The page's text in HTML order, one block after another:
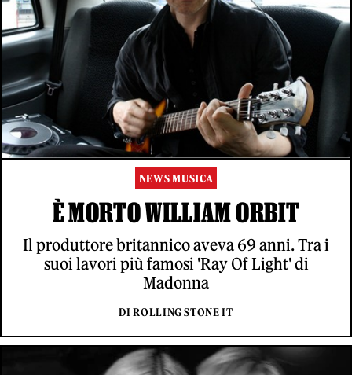
NEWS MUSICA
È MORTO WILLIAM ORBIT
Il produttore britannico aveva 69 anni. Tra i
suoi lavori più famosi 'Ray Of Light' di
Madonna
DI ROLLING STONE IT